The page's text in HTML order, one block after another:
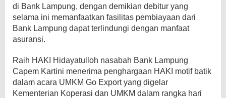
di Bank Lampung, dengan demikian debitur yang
selama ini memanfaatkan fasilitas pembiayaan dari
Bank Lampung dapat terlindungi dengan manfaat
asuransi.
Raih HAKI Hidayatulloh nasabah Bank Lampung
Capem Kartini menerima penghargaan HAKI motif batik
dalam acara UMKM Go Export yang digelar
Kementerian Koperasi dan UMKM dalam rangka hari